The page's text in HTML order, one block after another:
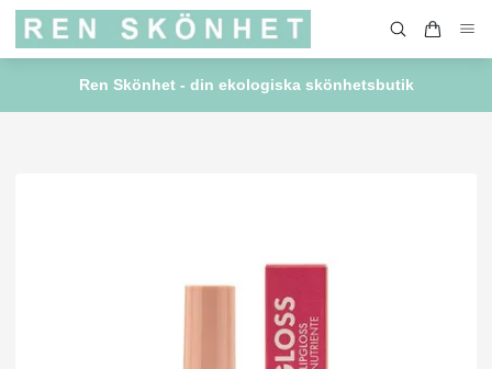
Ren Skönhet - din ekologiska skönhetsbutik